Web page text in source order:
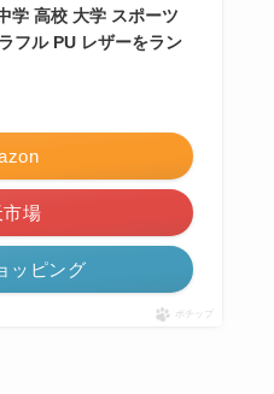
学 高校 大学 スポーツ
フル PU レザーをラン
場
ッピング
ポチップ